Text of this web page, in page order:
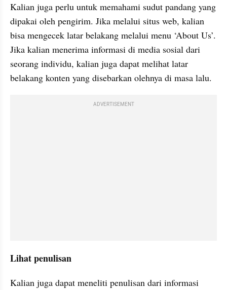
Kalian juga perlu untuk memahami sudut pandang yang
dipakai oleh pengirim. Jika melalui situs web, kalian
bisa mengecek latar belakang melalui menu ‘About Us’.
Jika kalian menerima informasi di media sosial dari
seorang individu, kalian juga dapat melihat latar
belakang konten yang disebarkan olehnya di masa lalu.
ADVERTISEMENT
Lihat penulisan
Kalian juga dapat meneliti penulisan dari informasi